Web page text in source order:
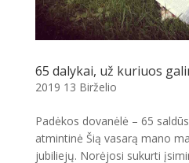
65 dalykai, už kuriuos
2019 13 Birželio
Padėkos dovanėlė – 65
atmintinė Šią vasarą mano
jubiliejų. Norėjosi sukurti